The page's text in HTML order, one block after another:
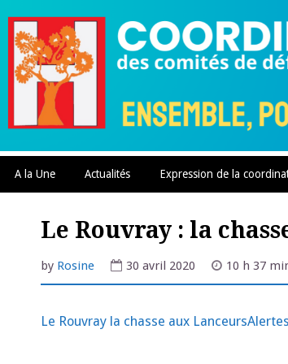
content
A la Une Actualités Expression de la
Le Rouvray : la
by Rosine 30 avril 2020 10 h 37
Le Rouvray la chasse aux